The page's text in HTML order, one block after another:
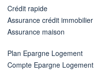
Crédit rapide
Assurance crédit immobilier
Assurance maison
Plan Epargne Logement
Compte Epargne Logement